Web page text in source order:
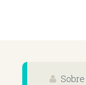
Sobre